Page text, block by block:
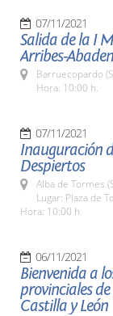
07/11/2021
Salida de la I
Arribes-
Barruecopardo
Hora: 10:00 h.
07/11/2021
Inauguración
Despiertos
Alba de Tormes
Lugar: Plaza de
Hora: 10:00 h.
06/11/2021
Bienvenida a
provinciales
Castilla y León